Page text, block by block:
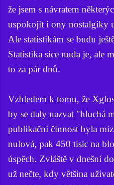
že jsem s návratem
uspokojit i ony nostalgiky
Ale statistikám se budu
Statistika sice nuda je, ale
to za pár dnů.
Vzhledem k tomu, že
by se daly nazvat "hluchá
publikační činnost byla
nulová, pak 450 tisíc na
úspěch. Zvláště v dnešní
už nečte, kdy většina